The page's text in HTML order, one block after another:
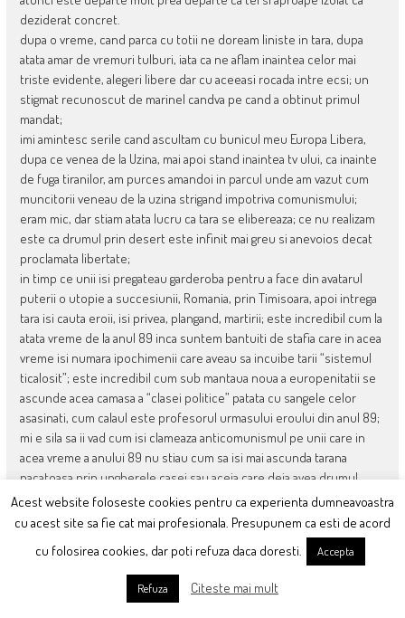
deziderat concret.
dupa o vreme, cand parca cu totii ne doream liniste in tara, dupa
atata amar de vremuri tulburi, iata ca ne aflam inaintea celor mai
triste evidente, alegeri libere dar cu aceeasi rocada intre ecsi; un
stigmat recunoscut de marinel candva pe cand a obtinut primul
mandat;
imi amintesc serile cand ascultam cu bunicul meu Europa Libera,
dupa ce venea de la Uzina, mai apoi stand inaintea tv ului, ca inainte
de fuga tiranilor, am purces amandoi in parcul unde am vazut cum
muncitorii veneau de la uzina strigand impotriva comunismului;
eram mic, dar stiam atata lucru ca tara se elibereaza; ce nu realizam
este ca drumul prin desert este infinit mai greu si anevoios decat
proclamata libertate;
in timp ce unii isi pregateau garderoba pentru a face din avatarul
puterii o utopie a succesiunii, Romania, prin Timisoara, apoi intrega
tara isi cauta eroii, isi privea, plangand, martirii; este incredibil cum la
atata vreme de la anul 89 inca suntem bantuiti de stafia care in acea
vreme isi numara ipochimenii care aveau sa incuibe tarii “sistemul
ticalosit”; este incredibil cum sub mantaua noua a europenitatii se
ascunde acea camasa a “clasei politice” patata cu sangele celor
asasinati, cum calaul este profesorul urmasului eroului din anul 89;
mi e sila sa ii vad cum isi clameaza anticomunismul pe unii care in
acea vreme a anului 89 nu stiau cum sa isi mai ascunda tarana
pacatoasa prin ungherele casei sau aceia care deja avea drumul
netezit spre “meandrele concretului” puterii in lipsa virtutii
“sinergiei faptelor”, ca mai apoi sa gireze “capitalismul de cumetrie”
pozand in “saraci si cinstiti” dar perfect arvuniti de concretetea
“sistemului ticalosit”…
ca niciodata l am auzit pe Profesorul Emil Constantinescu rostind
un laudatio, trist si dramatic in spiritul unui caragialesc pesimist; nu i
Acest website foloseste cookies pentru ca experienta dumneavoastra
cu acest site sa fie cat mai profesionala. Presupunem ca esti de acord
cu folosirea cookies, dar poti refuza daca doresti.
Accepta
Refuza Citeste mai mult